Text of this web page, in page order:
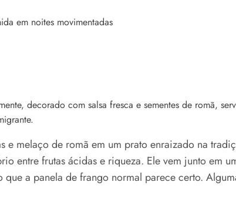
melaço de romã em um prato enraizado na
entre frutas ácidas e riqueza. Ele vem junto em
a panela de frango normal parece certo.